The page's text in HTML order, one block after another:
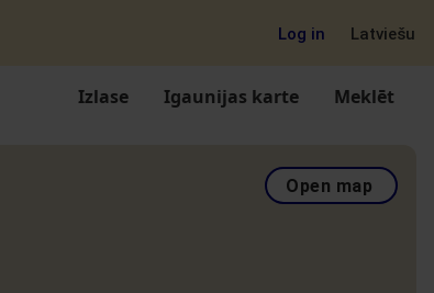
Log in Latviešu
Izlase Igaunijas karte Meklēt
Open map